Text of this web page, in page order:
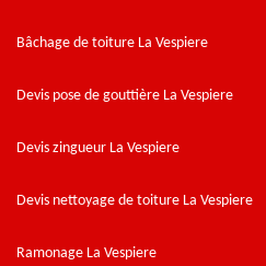
Bâchage de toiture La Vespiere
Devis pose de gouttière La Vespiere
Devis zingueur La Vespiere
Devis nettoyage de toiture La Vespiere
Ramonage La Vespiere